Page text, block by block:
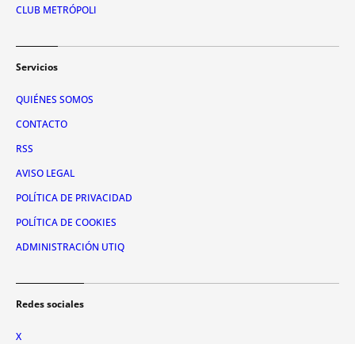
CLUB METRÓPOLI
Servicios
QUIÉNES SOMOS
CONTACTO
RSS
AVISO LEGAL
POLÍTICA DE PRIVACIDAD
POLÍTICA DE COOKIES
ADMINISTRACIÓN UTIQ
Redes sociales
X